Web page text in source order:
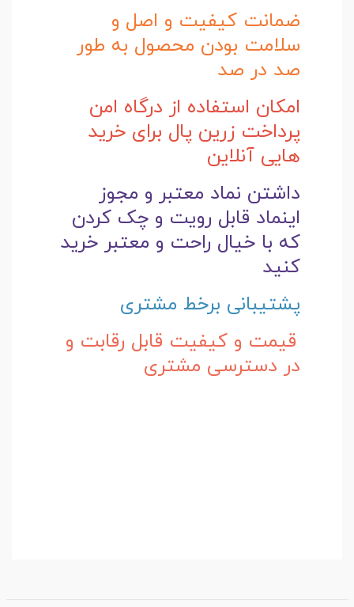
ضمانت کیفیت و اصل و
سلامت بودن محصول به طور
صد در صد
امکان استفاده از درگاه امن
پرداخت زرین پال برای خرید
هایی آنلاین
داشتن نماد معتبر و مجوز
اینماد قابل رویت و چک کردن
که با خیال راحت و معتبر خرید
کنید
پشتیبانی برخط مشتری
قیمت و کیفیت قابل رقابت و
در دسترسی مشتری